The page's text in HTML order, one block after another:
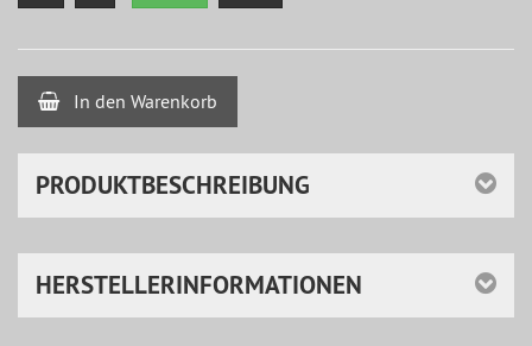
In den Warenkorb
PRODUKTBESCHREIBUNG
HERSTELLERINFORMATIONEN